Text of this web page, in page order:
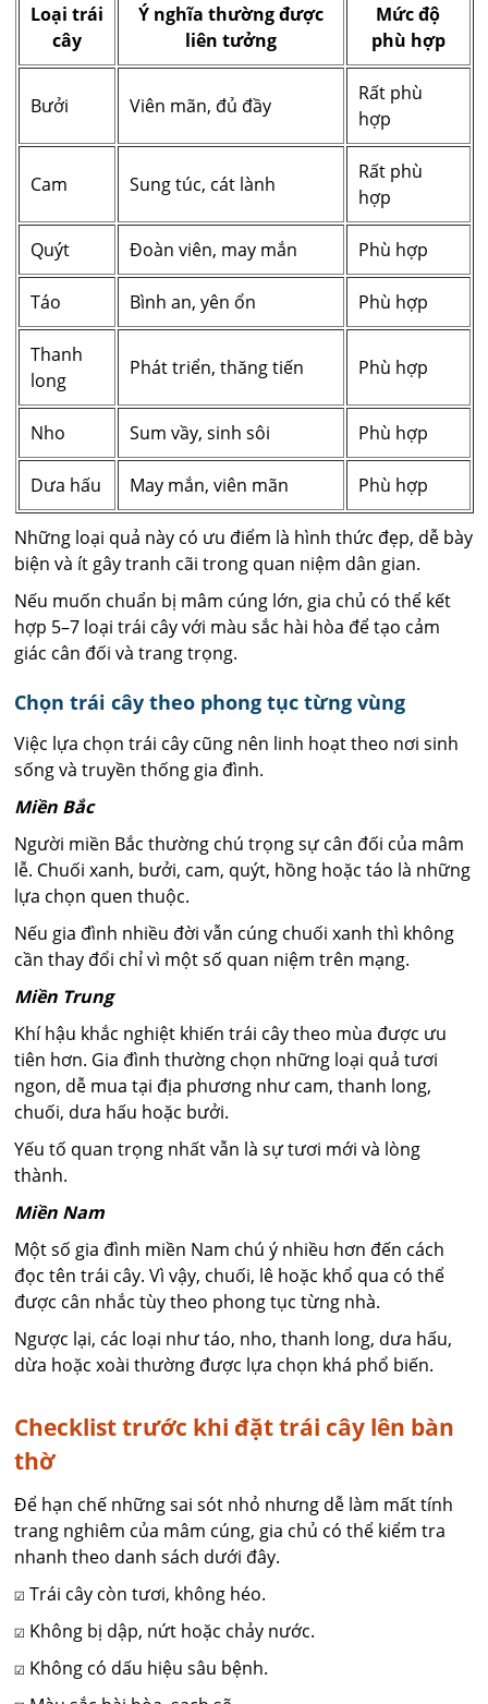
Loại trái
cây
Ý nghĩa thường được
liên tưởng
Mức độ
phù hợp
Bưởi Viên mãn, đủ đầy
Rất phù
hợp
Cam Sung túc, cát lành
Rất phù
hợp
Quýt Đoàn viên, may mắn Phù hợp
Táo Bình an, yên ổn Phù hợp
Thanh
long
Phát triển, thăng tiến Phù hợp
Nho Sum vầy, sinh sôi Phù hợp
Dưa hấu May mắn, viên mãn Phù hợp
Những loại quả này có ưu điểm là hình thức đẹp, dễ bày
biện và ít gây tranh cãi trong quan niệm dân gian.
Nếu muốn chuẩn bị mâm cúng lớn, gia chủ có thể kết
hợp 5–7 loại trái cây với màu sắc hài hòa để tạo cảm
giác cân đối và trang trọng.
Chọn trái cây theo phong tục từng vùng
Việc lựa chọn trái cây cũng nên linh hoạt theo nơi sinh
sống và truyền thống gia đình.
Miền Bắc
Người miền Bắc thường chú trọng sự cân đối của mâm
lễ. Chuối xanh, bưởi, cam, quýt, hồng hoặc táo là những
lựa chọn quen thuộc.
Nếu gia đình nhiều đời vẫn cúng chuối xanh thì không
cần thay đổi chỉ vì một số quan niệm trên mạng.
Miền Trung
Khí hậu khắc nghiệt khiến trái cây theo mùa được ưu
tiên hơn. Gia đình thường chọn những loại quả tươi
ngon, dễ mua tại địa phương như cam, thanh long,
chuối, dưa hấu hoặc bưởi.
Yếu tố quan trọng nhất vẫn là sự tươi mới và lòng
thành.
Miền Nam
Một số gia đình miền Nam chú ý nhiều hơn đến cách
đọc tên trái cây. Vì vậy, chuối, lê hoặc khổ qua có thể
được cân nhắc tùy theo phong tục từng nhà.
Ngược lại, các loại như táo, nho, thanh long, dưa hấu,
dừa hoặc xoài thường được lựa chọn khá phổ biến.
Checklist trước khi đặt trái cây lên bàn
thờ
Để hạn chế những sai sót nhỏ nhưng dễ làm mất tính
trang nghiêm của mâm cúng, gia chủ có thể kiểm tra
nhanh theo danh sách dưới đây.
☑ Trái cây còn tươi, không héo.
☑ Không bị dập, nứt hoặc chảy nước.
☑ Không có dấu hiệu sâu bệnh.